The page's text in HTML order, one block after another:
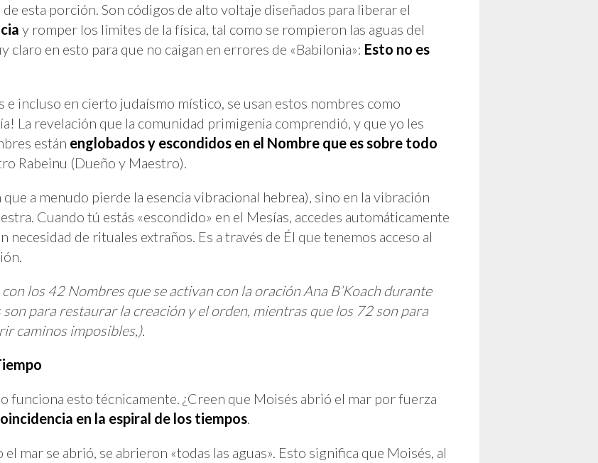
esta porción. Son códigos de alto voltaje diseñados para liberar el
y romper los límites de la física, tal como se rompieron las aguas del
claro en esto para que no caigan en errores de «Babilonia»: Esto no es
e incluso en cierto judaísmo místico, se usan estos nombres como
La revelación que la comunidad primigenia comprendió, y que yo les
están englobados y escondidos en el Nombre que es sobre todo
Rabeinu (Dueño y Maestro).
a menudo pierde la esencia vibracional hebrea), sino en la vibración
Cuando tú estás «escondido» en el Mesías, accedes automáticamente
necesidad de rituales extraños. Es a través de Él que tenemos acceso al
los 42 Nombres que se activan con la oración Ana B’Koach durante
son para restaurar la creación y el orden, mientras que los 72 son para
caminos imposibles,).
funciona esto técnicamente. ¿Creen que Moisés abrió el mar por fuerza
en la espiral de los tiempos.
mar se abrió, se abrieron «todas las aguas». Esto significa que Moisés, al